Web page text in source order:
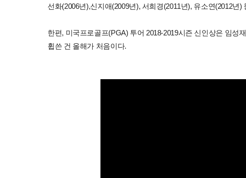
선화(2006년),신지애(2009년), 서희경(2011년), 유소연(2012년)
한편, 미국프로골프(PGA) 투어 2018-2019시즌 신인상은 임성
휩쓴 건 올해가 처음이다.